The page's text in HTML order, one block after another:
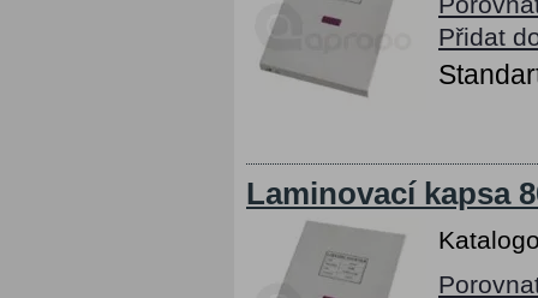
Přidat
Laminovací kapsa